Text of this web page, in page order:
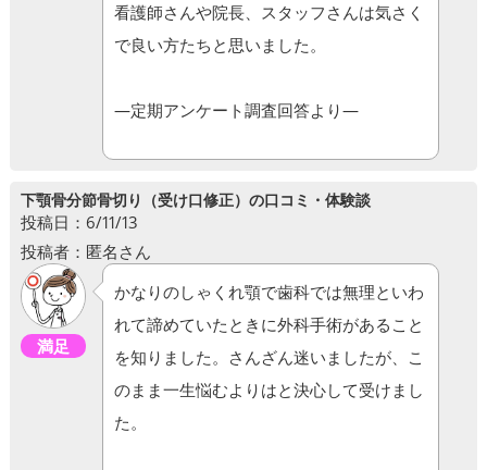
看護師さんや院長、スタッフさんは気さく
で良い方たちと思いました。
―定期アンケート調査回答より―
下顎骨分節骨切り（受け口修正）の口コミ・体験談
投稿日：6/11/13
投稿者：匿名さん
満足
かなりのしゃくれ顎で歯科では無理といわ
れて諦めていたときに外科手術があること
を知りました。さんざん迷いましたが、こ
のまま一生悩むよりはと決心して受けまし
た。